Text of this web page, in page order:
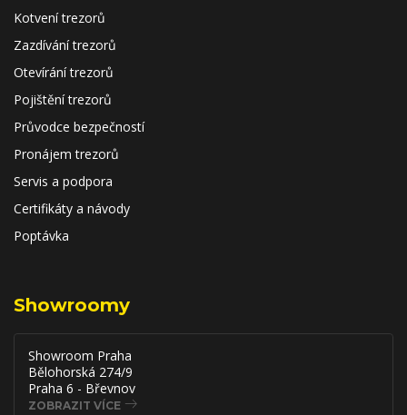
Kotvení trezorů
Zazdívání trezorů
Otevírání trezorů
Pojištění trezorů
Průvodce bezpečností
Pronájem trezorů
Servis a podpora
Certifikáty a návody
Poptávka
Showroomy
Showroom Praha
Bělohorská 274/9
Praha 6 - Břevnov
ZOBRAZIT VÍCE